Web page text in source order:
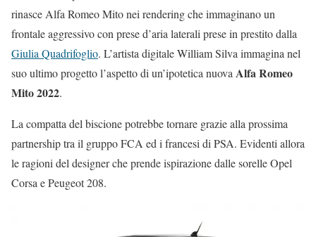
rinasce Alfa Romeo Mito nei rendering che immaginano un
frontale aggressivo con prese d’aria laterali prese in prestito dalla
Giulia Quadrifoglio. L’artista digitale William Silva immagina nel
suo ultimo progetto l’aspetto di un’ipotetica nuova Alfa Romeo
Mito 2022.
La compatta del biscione potrebbe tornare grazie alla prossima
partnership tra il gruppo FCA ed i francesi di PSA. Evidenti allora
le ragioni del designer che prende ispirazione dalle sorelle Opel
Corsa e Peugeot 208.